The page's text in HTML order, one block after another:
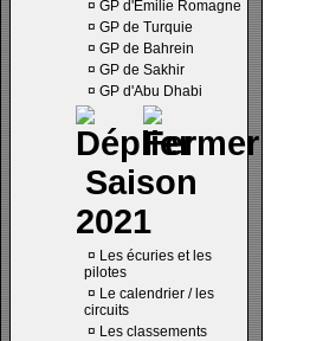
¤ GP d'Emilie Romagne
¤ GP de Turquie
¤ GP de Bahrein
¤ GP de Sakhir
¤ GP d'Abu Dhabi
Saison
2021
¤ Les écuries et les
pilotes
¤ Le calendrier / les
circuits
¤ Les classements